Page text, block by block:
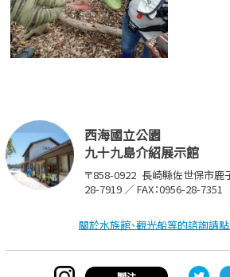
西海國立公園
九十九島介紹展示館
〒858-0922 長崎縣佐世保市鹿
28-7919 ／ FAX：0956-28-7351
關於水族館、觀光船等的諮詢請點